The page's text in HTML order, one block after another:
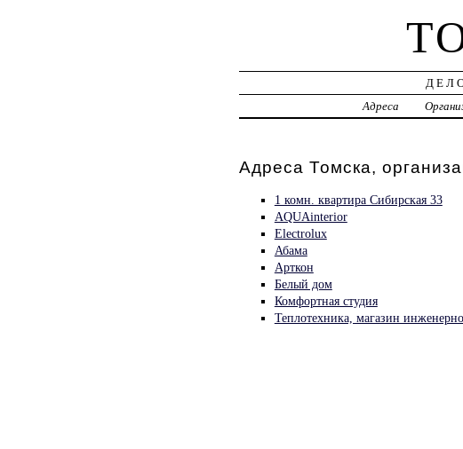
Адреса
Адреса Томска,
1 комн. квартира Сибирская 33
AQUAinterior
Electrolux
Абама
Арткон
Белый дом
Комфортная студия
Теплотехника, магазин